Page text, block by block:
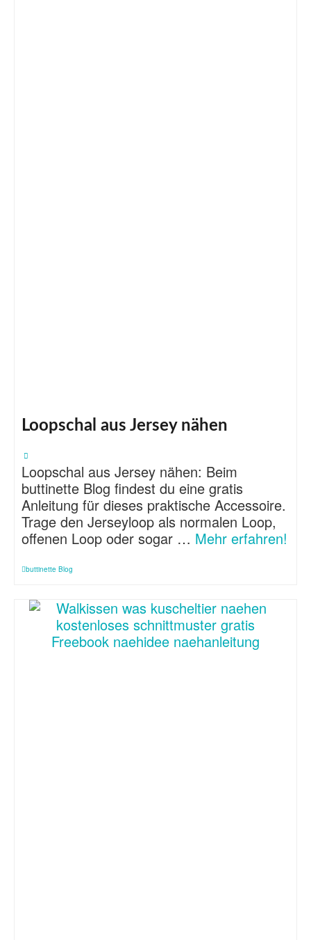
Loopschal aus Jersey nähen
Loopschal aus Jersey nähen: Beim
buttinette Blog findest du eine gratis
Anleitung für dieses praktische Accessoire.
Trage den Jerseyloop als normalen Loop,
offenen Loop oder sogar … Mehr erfahren!
buttinette Blog